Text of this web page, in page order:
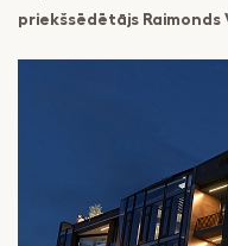
priekšsēdētājs Raimonds